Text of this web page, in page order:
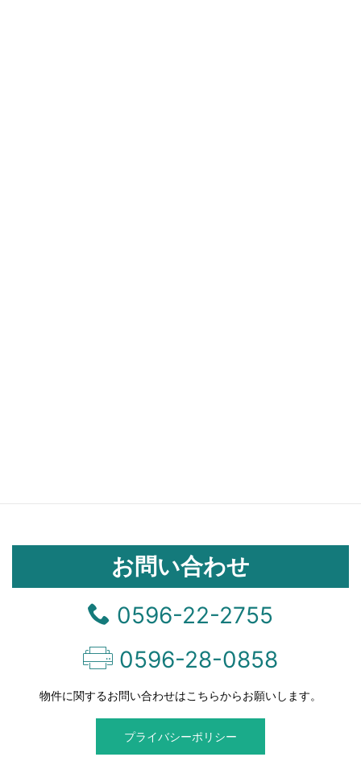
お問い合わせ
0596-22-2755
0596-28-0858
物件に関するお問い合わせはこちらからお願いします。
プライバシーポリシー